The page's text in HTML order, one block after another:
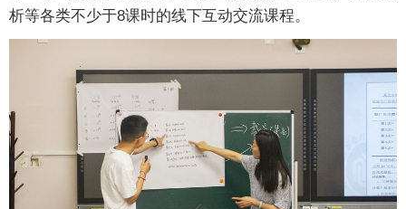
析等各类不少于8课时的线下互动交流课程。